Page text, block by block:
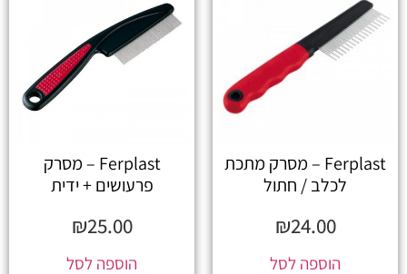
Ferplast – מסרק מתכת
לכלב / חתול
₪24.00
הוספה לסל
Ferplast – מסרק
פרעושים + ידית
₪25.00
הוספה לסל